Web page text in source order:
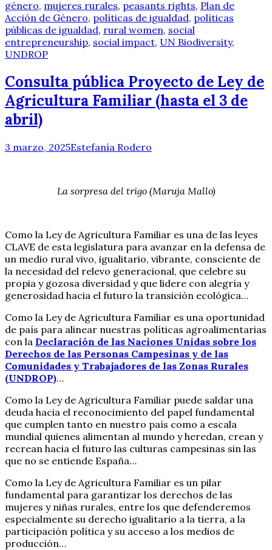
género, mujeres rurales, peasants rights, Plan de
Acción de Género, políticas de igualdad, políticas
públicas de igualdad, rural women, social
entrepreneurship, social impact, UN Biodiversity,
UNDROP
Consulta pública Proyecto de Ley de
Agricultura Familiar (hasta el 3 de
abril)
3 marzo, 2025Estefanía Rodero
La sorpresa del trigo (Maruja Mallo)
Como la Ley de Agricultura Familiar es una de las leyes
CLAVE de esta legislatura para avanzar en la defensa de
un medio rural vivo, igualitario, vibrante, consciente de
la necesidad del relevo generacional, que celebre su
propia y gozosa diversidad y que lidere con alegría y
generosidad hacia el futuro la transición ecológica…
Como la Ley de Agricultura Familiar es una oportunidad
de país para alinear nuestras políticas agroalimentarias
con la Declaración de las Naciones Unidas sobre los
Derechos de las Personas Campesinas y de las
Comunidades y Trabajadores de las Zonas Rurales
(UNDROP)…
Como la Ley de Agricultura Familiar puede saldar una
deuda hacia el reconocimiento del papel fundamental
que cumplen tanto en nuestro país como a escala
mundial quienes alimentan al mundo y heredan, crean y
recrean hacia el futuro las culturas campesinas sin las
que no se entiende España…
Como la Ley de Agricultura Familiar es un pilar
fundamental para garantizar los derechos de las
mujeres y niñas rurales, entre los que defenderemos
especialmente su derecho igualitario a la tierra, a la
participación política y su acceso a los medios de
producción…